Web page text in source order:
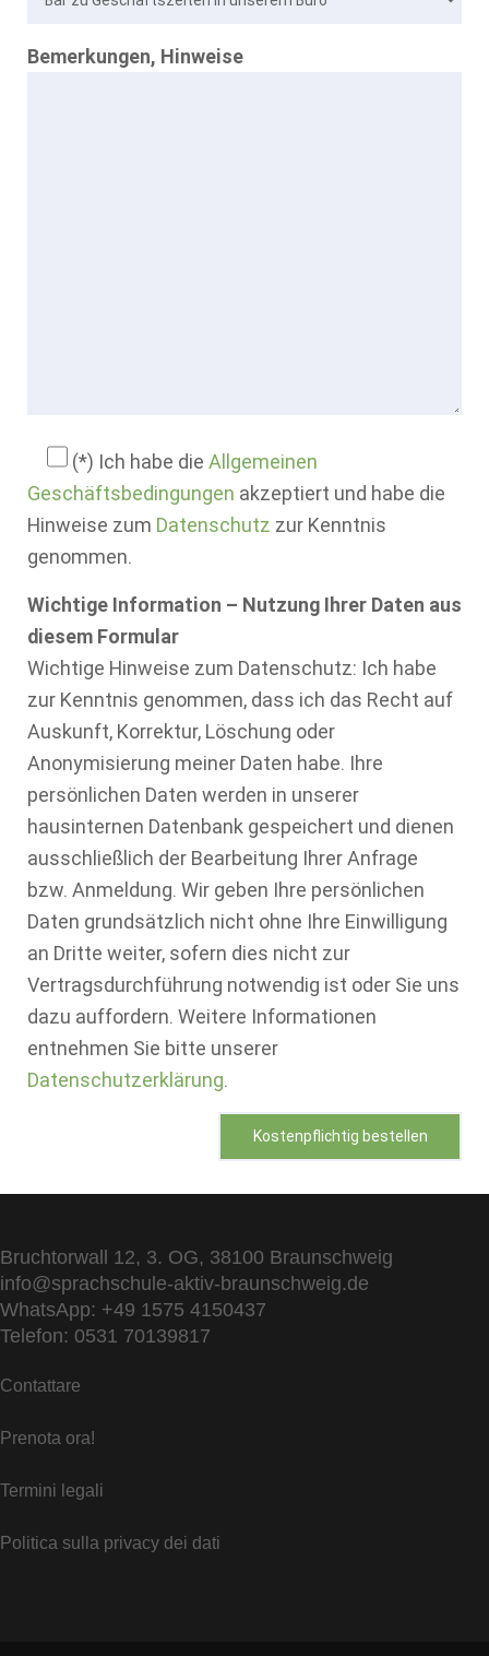
Bemerkungen, Hinweise
(*) Ich habe die Allgemeinen
Geschäftsbedingungen akzeptiert und habe die
Hinweise zum Datenschutz zur Kenntnis
genommen.
Wichtige Information – Nutzung Ihrer Daten aus
diesem Formular
Wichtige Hinweise zum Datenschutz: Ich habe
zur Kenntnis genommen, dass ich das Recht auf
Auskunft, Korrektur, Löschung oder
Anonymisierung meiner Daten habe. Ihre
persönlichen Daten werden in unserer
hausinternen Datenbank gespeichert und dienen
ausschließlich der Bearbeitung Ihrer Anfrage
bzw. Anmeldung. Wir geben Ihre persönlichen
Daten grundsätzlich nicht ohne Ihre Einwilligung
an Dritte weiter, sofern dies nicht zur
Vertragsdurchführung notwendig ist oder Sie uns
dazu auffordern. Weitere Informationen
entnehmen Sie bitte unserer
Datenschutzerklärung.
Bruchtorwall 12, 3. OG, 38100 Braunschweig
info@sprachschule-aktiv-braunschweig.de
WhatsApp: +49 1575 4150437
Telefon: 0531 70139817
Contattare
Prenota ora!
Termini legali
Politica sulla privacy dei dati